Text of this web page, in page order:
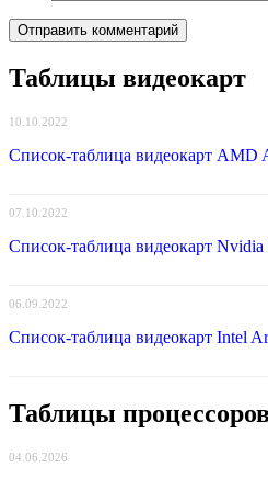
Таблицы видеокарт
10.10.2022
Список-таблица видеокарт AMD
07.10.2022
Список-таблица видеокарт Nvidia
06.09.2022
Список-таблица видеокарт Intel
Таблицы
04.06.2026